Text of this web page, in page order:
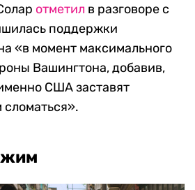
отметил в разговоре с
поддержки
«в момент максимального
Вашингтона, добавив,
США заставят